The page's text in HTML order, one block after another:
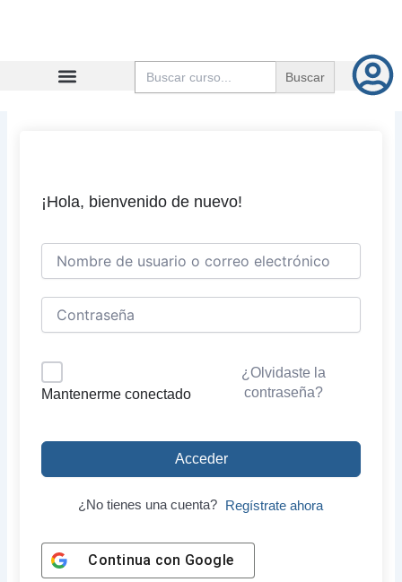
Buscar:
¡Hola, bienvenido de nuevo!
Mantenerme conectado
¿Olvidaste la
contraseña?
Acceder
¿No tienes una cuenta? Regístrate ahora
Continua con Google